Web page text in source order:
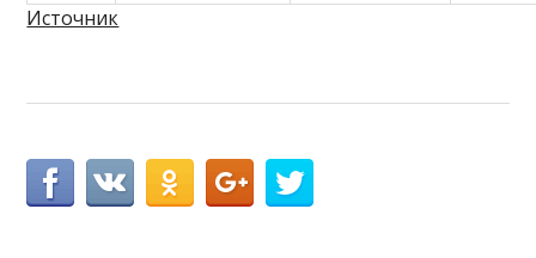
Источник